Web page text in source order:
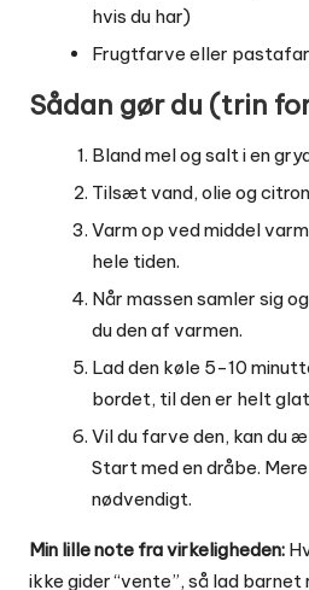
hvis du har)
Frugtfarve eller
Sådan gør du (trin
Bland mel og salt i en
Tilsæt vand, olie og
Varm op ved middel
hele tiden.
Når massen samler sig
du den af varmen.
Lad den køle 5-10
bordet, til den er helt
Vil du farve den, kan du
Start med en dråbe.
nødvendigt.
Min lille note fra virkeligheden:
ikke gider “vente”, så lad barnet